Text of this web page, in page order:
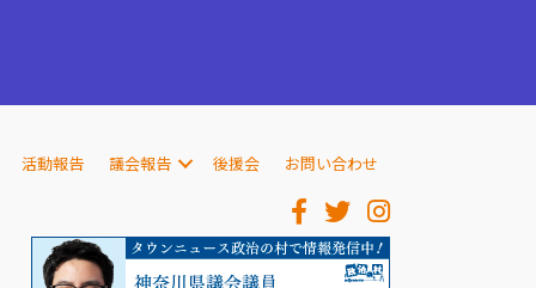
活動報告 議会報告 後援会 お問い合わせ